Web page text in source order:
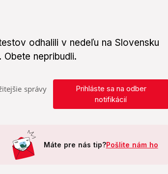
odhalili v nedeľu na Slovensku
nepribudli.
správy
Prihláste sa na odber
notifikácií
Máte pre nás tip?Pošlite nám ho